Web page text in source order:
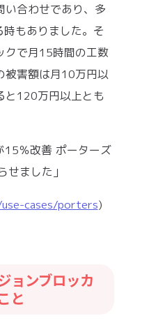
い合わせであり、多
もありました。そ
クで月15時間の工数
被害額は月10万円以
と120万円以上とも
15％改善 ポーターズ
せました」
cases/porters)
ョンブロッカ
と